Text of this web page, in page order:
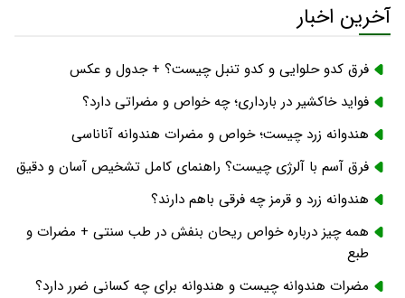
آخرین اخبار
فرق کدو حلوایی و کدو تنبل چیست؟ + جدول و عکس
فواید خاکشیر در بارداری؛ چه خواص و مضراتی دارد؟
هندوانه زرد چیست؛ خواص و مضرات هندوانه آناناسی
فرق آسم با آلرژی چیست؟ راهنمای کامل تشخیص آسان و دقیق
هندوانه زرد و قرمز چه فرقی باهم دارند؟
همه چیز درباره خواص ریحان بنفش در طب سنتی + مضرات و
طبع
مضرات هندوانه چیست و هندوانه برای چه کسانی ضرر دارد؟